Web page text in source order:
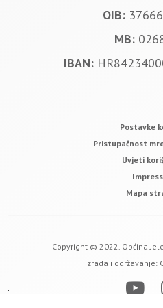
OIB:
MB:
IBAN:
Postavke
Pristupačnost
Uvjeti
Mapa
Copyright © 2022. Općina
Izrada i održavanje: